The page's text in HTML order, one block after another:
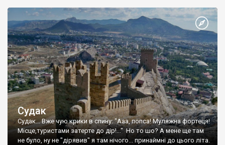
Судак
Судак... Вже чую крики в спину: "Ааа, попса! Муляжна фортеця!
Місце,туристами затерте до дір!..." Но то шо? А мене ще там
не було, ну не "дірявив" я там нічого... принаймні до цього літа.